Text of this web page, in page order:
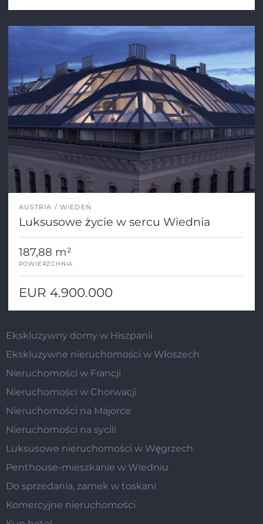
AUSTRIA WIEDEŃ
Luksusowe życie w sercu Wiednia
187,88 m²
POWIERZCHNIA
EUR 4.900.000
Ekskluzywny domy w Hiszpanii
Ekskluzywne nieruchomości w Włoszech
Nieruchomości w Francji
Nieruchomości w Chorwacji
Nieruchomości na Majorce
Nieruchomości na sycili
Luksusowe nieruchomości w Węgrzech
Penthouse-mieszkanie w Wiedniu
Do sprzedania, zamek w toskani
Komercyjne nieruchomości